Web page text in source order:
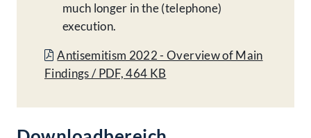
much longer in the (telephone)
execution.
Antisemitism 2022 - Overview of Main
Findings / PDF, 464 KB